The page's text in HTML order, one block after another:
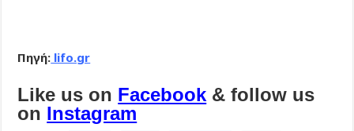
Πηγή: lifo.gr
Like us on Facebook & follow us
on Instagram